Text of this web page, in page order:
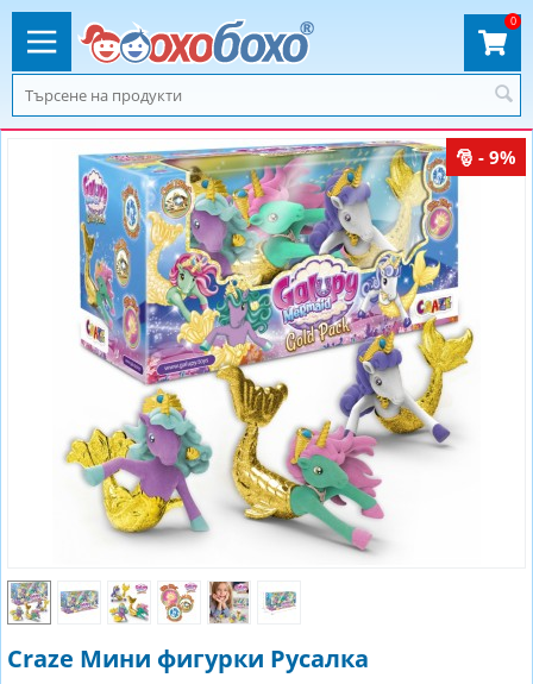
0
- 9%
Craze Мини фигурки Русалка